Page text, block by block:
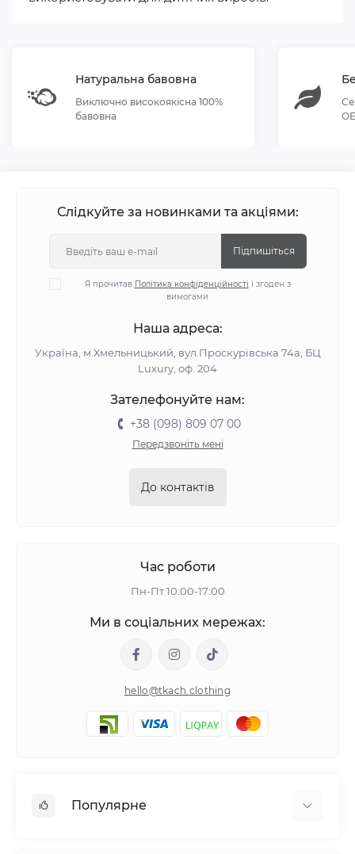
Натуральна бавовна
Виключно високоякісна 100%
бавовна
Слідкуйте за новинками та акціями:
Підпишіться
Я прочитав Політика конфіденційності і згоден з
вимогами
Наша адреса:
Україна, м.Хмельницький, вул.Проскурівська 74а, БЦ
Luxury, оф. 204
Зателефонуйте нам:
+38 (098) 809 07 00
Передзвоніть мені
До контактів
Час роботи
Пн-Пт 10:00-17:00
Ми в соціальних мережах:
hello@tkach.clothing
Популярне